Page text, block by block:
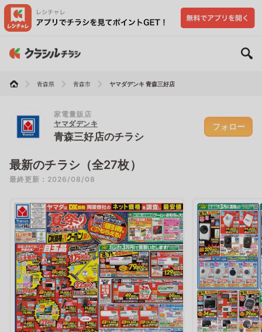
青森県 青森市 ヤマダデンキ 青森三好店
家電量販店
ヤマダデンキ
青森三好店のチラシ
フォロー
最新のチラシ（全27枚）
最終更新：2026/08/08